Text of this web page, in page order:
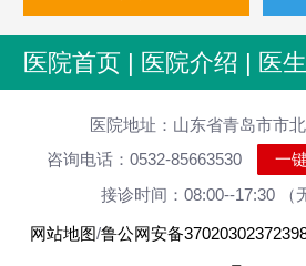
医院首页 | 医院介绍 | 医
医院地址：山东省青岛市市
咨询电话：0532-85663530
一
接诊时间：08:00--17:30 （
网站地图/鲁公网安备